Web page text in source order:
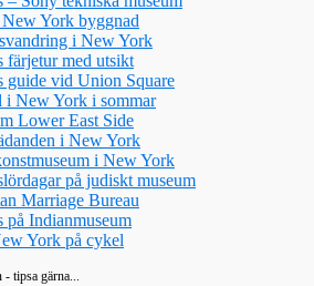
York byggnad
i New York
färjetur med utsikt
guide vid Union Square
New York i sommar
Lower East Side
i New York
i New York
på judiskt museum
Marriage Bureau
Indianmuseum
York på cykel
tipsa gärna...